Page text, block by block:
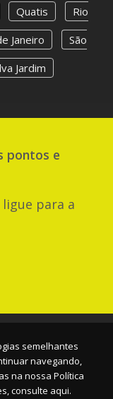
semelhantes
navegando,
na nossa Política
consulte aqui.
Quatis
Rio
Janeiro
São
Jardim
pontos e
para a
Contato